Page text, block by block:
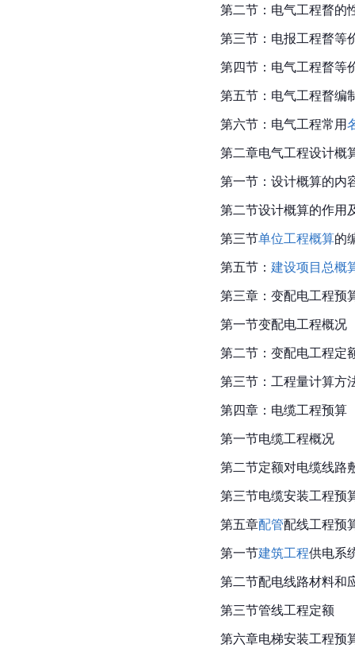
第二节：电气工程瞀的
第三节：电报工程瞀等
第四节：电气工程瞀等
第五节：电气工程瞀编
第六节：电气工程常用
第二章电气工程设计概
第一节：设计概算的内
第二节设计概算的作用
第三节单位工程概算的
第五节： 建设项目总概
第三章：变配电工程预
第一节变配电工程概况
第二节：变配电工程定
第三节：工程量计算方
第四章：电缆工程预算
第一节电缆工程概况
第二节定额对电缆线路
第三节电缆安装工程预
第五章配管配线工程预
第一节建筑工程供电系
第二节配电线路材料和
第三节管线工程定额
第六章电梯安装工程预